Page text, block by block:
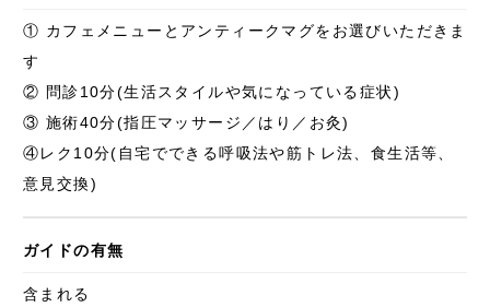
① カフェメニューとアンティークマグをお選びいただきま
す
② 問診10分(生活スタイルや気になっている症状)
③ 施術40分(指圧マッサージ／はり／お灸)
④レク10分(自宅でできる呼吸法や筋トレ法、食生活等、
意見交換)
ガイドの有無
含まれる